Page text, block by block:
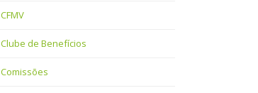
CFMV
Clube de Benefícios
Comissões